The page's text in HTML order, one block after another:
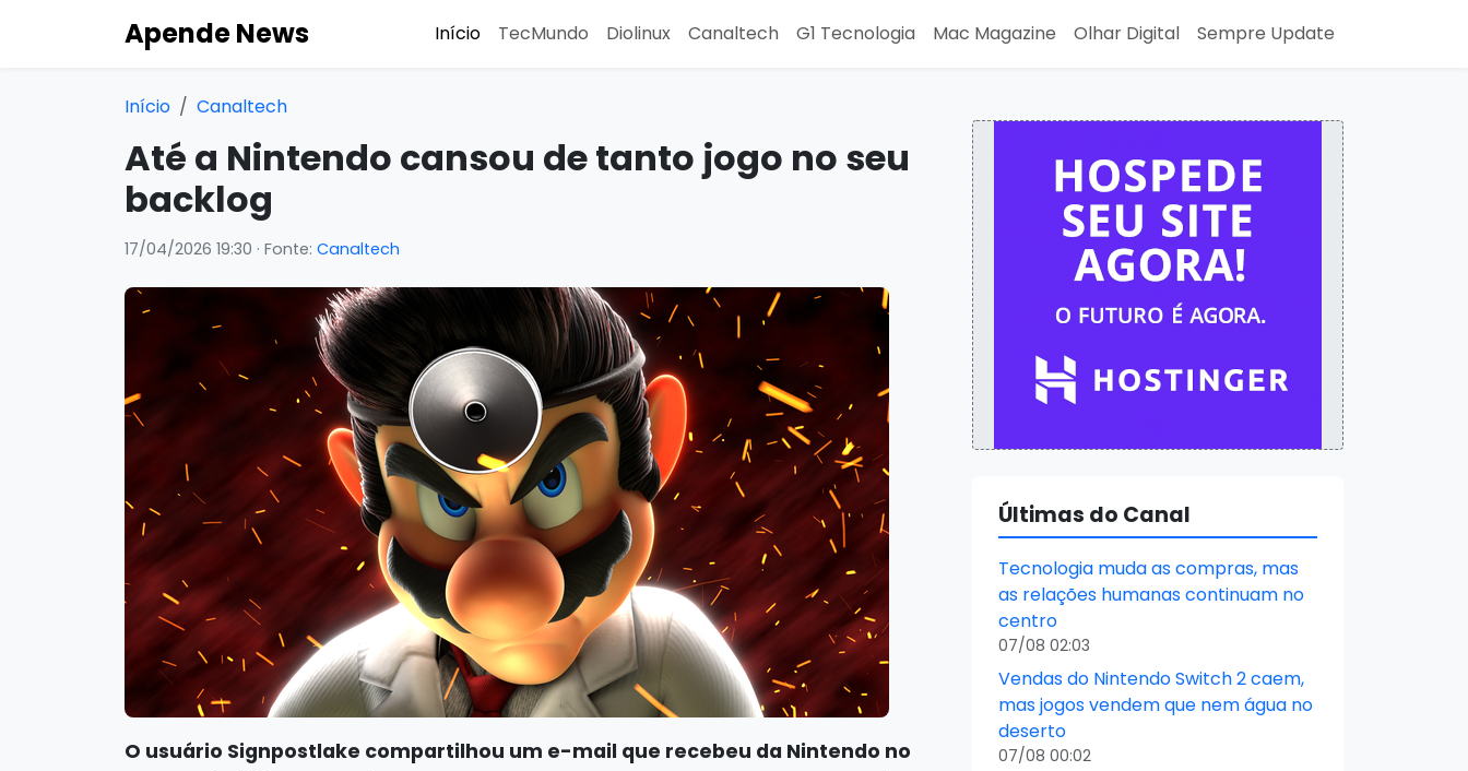
Apende News Início TecMundo Diolinux Canaltech G1 Tecnologia Mac Magazine Olhar Digital Sempre Update
Início Canaltech
Até a Nintendo cansou de tanto jogo no seu
backlog
17/04/2026 19:30 · Fonte: Canaltech
O usuário Signpostlake compartilhou um e-mail que recebeu da Nintendo no
Últimas do Canal
Tecnologia muda as compras, mas
as relações humanas continuam no
centro
07/08 02:03
Vendas do Nintendo Switch 2 caem,
mas jogos vendem que nem água no
deserto
07/08 00:02